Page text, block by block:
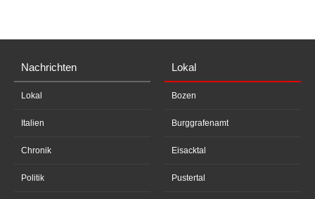
Nachrichten
Lokal
Italien
Chronik
Politik
Lokal
Bozen
Burggrafenamt
Eisacktal
Pustertal